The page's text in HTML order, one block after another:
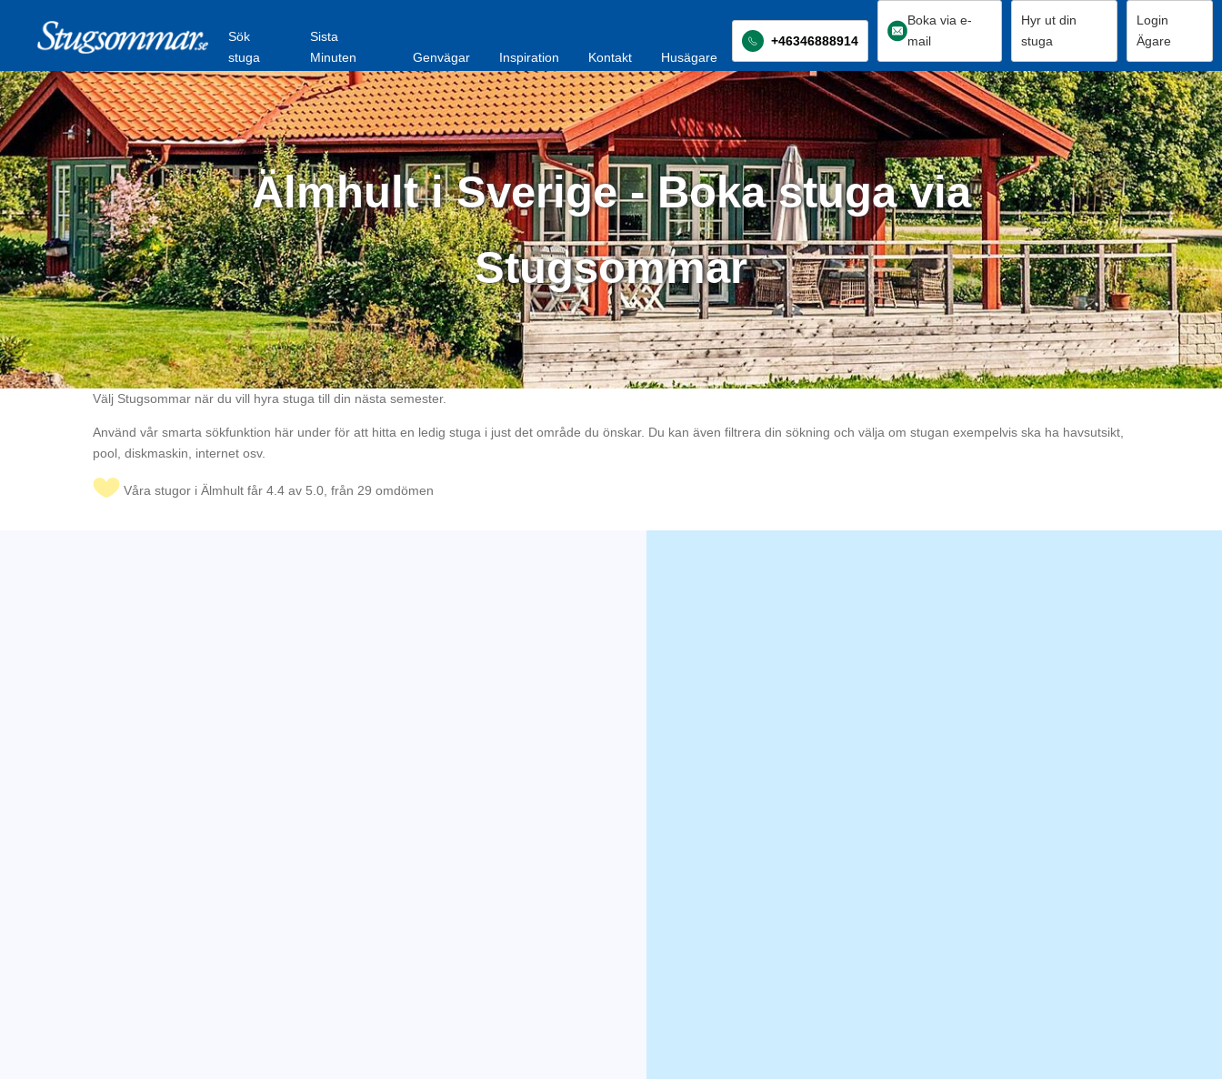
Sök
stuga
Sista
Minuten
Genvägar Inspiration Kontakt Husägare
+46346888914
Boka via e-
mail
Hyr ut din
stuga
Login
Ägare
Älmhult i Sverige - Boka stuga via
Stugsommar
Välj Stugsommar när du vill hyra stuga till din nästa semester.
Använd vår smarta sökfunktion här under för att hitta en ledig stuga i just det område du önskar. Du kan även filtrera din sökning och välja om stugan exempelvis ska ha havsutsikt,
pool, diskmaskin, internet osv.
Våra stugor i Älmhult får 4.4 av 5.0, från 29 omdömen